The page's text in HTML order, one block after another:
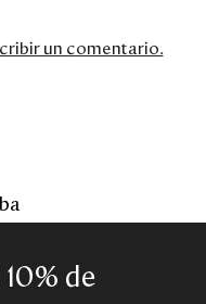
un comentario.
de